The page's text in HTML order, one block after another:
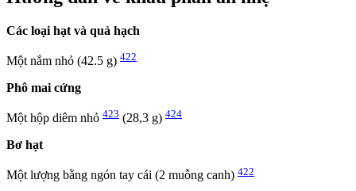
Các loại hạt và quả hạch
Một nắm nhỏ (42.5 g) 422
Phô mai cứng
Một hộp diêm nhỏ 423 (28,3 g) 424
Bơ hạt
Một lượng bằng ngón tay cái (2 muỗng canh) 422